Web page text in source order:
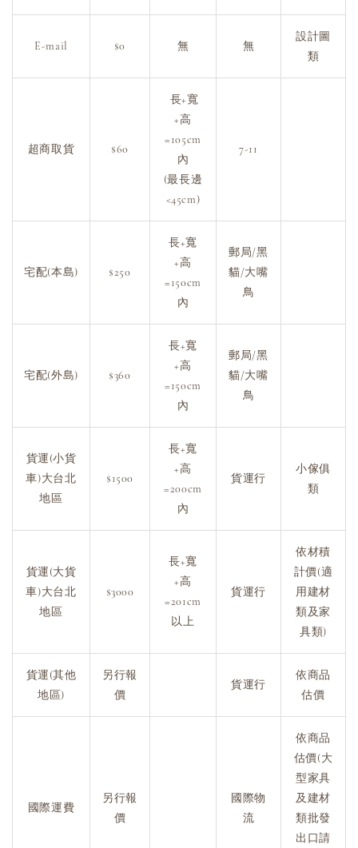
E-mail $0 無 無
設計圖
類
超商取貨 $60
長+寬
+高
=105cm
內
(最長邊
<45cm)
7-11
宅配(本島) $250
長+寬
+高
=150cm
內
郵局/黑
貓/大嘴
鳥
宅配(外島) $360
長+寬
+高
=150cm
內
郵局/黑
貓/大嘴
鳥
貨運(小貨
車)大台北
地區
$1500
長+寬
+高
=200cm
內
貨運行
小傢俱
類
貨運(大貨
車)大台北
地區
$3000
長+寬
+高
=201cm
以上
貨運行
依材積
計價(適
用建材
類及家
具類)
貨運(其他
地區)
另行報
價
貨運行
依商品
估價
國際運費
另行報
價
國際物
流
依商品
估價(大
型家具
及建材
類批發
出口請